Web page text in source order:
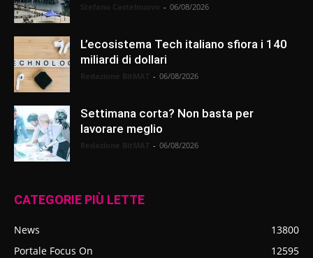
- 06/08/2026
L’ecosistema Tech italiano sfiora i 140
miliardi di dollari
- 06/08/2026
Settimana corta? Non basta per
lavorare meglio
- 06/08/2026
CATEGORIE PIÙ LETTE
News
13800
Portale Focus On
12595